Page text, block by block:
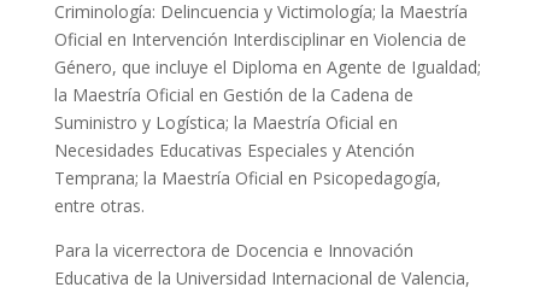
Criminología: Delincuencia y Victimología; la Maestría
Oficial en Intervención Interdisciplinar en Violencia de
Género, que incluye el Diploma en Agente de Igualdad;
la Maestría Oficial en Gestión de la Cadena de
Suministro y Logística; la Maestría Oficial en
Necesidades Educativas Especiales y Atención
Temprana; la Maestría Oficial en Psicopedagogía,
entre otras.
Para la vicerrectora de Docencia e Innovación
Educativa de la Universidad Internacional de Valencia,